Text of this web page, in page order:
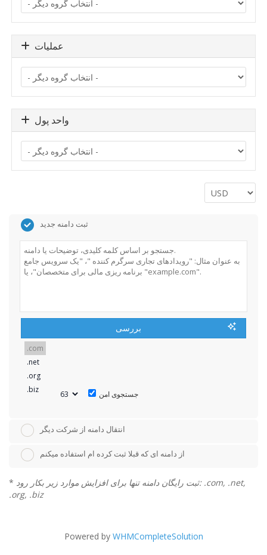
عملیات
واحد پول
ثبت دامنه جدید
بررسی
جستجوی امن
انتقال دامنه از شرکت دیگر
از دامنه ای که قبلا ثبت کرده ام استفاده میکنم
* ثبت رایگان دامنه تنها برای افزایش موارد زیر بکار رود: .com, .net,
.org, .biz
Powered by WHMCompleteSolution